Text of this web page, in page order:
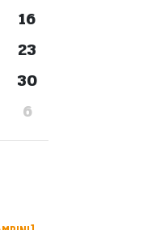
16
23
30
6